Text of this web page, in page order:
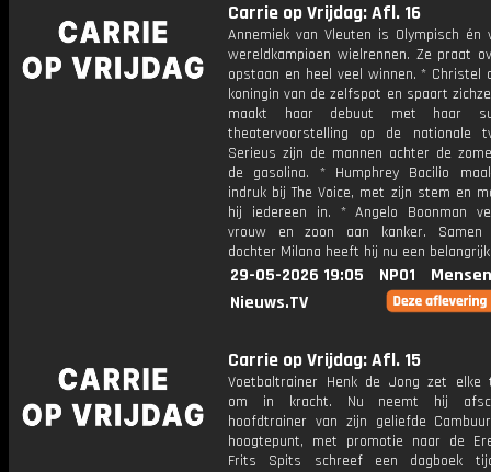
Carrie op Vrijdag: Afl. 16
Annemiek van Vleuten is Olympisch én
wereldkampioen wielrennen. Ze praat
opstaan en heel veel winnen. * Christel
koningin van de zelfspot en spaart
maakt haar debuut met haar
theatervoorstelling op de nationale
Serieus zijn de mannen achter de
de gasolina. * Humphrey Bacilio
indruk bij The Voice, met zijn stem en
hij iedereen in. * Angelo Boonman
vrouw en zoon aan kanker.
dochter Milana heeft hij nu een
29-05-2026 19:05 NPO1
Nieuws.TV
Carrie op Vrijdag: Afl. 15
Voetbaltrainer Henk de Jong zet elke
om in kracht. Nu neemt hij
hoofdtrainer van zijn geliefde
hoogtepunt, met promotie naar de
Frits Spits schreef een dagboek